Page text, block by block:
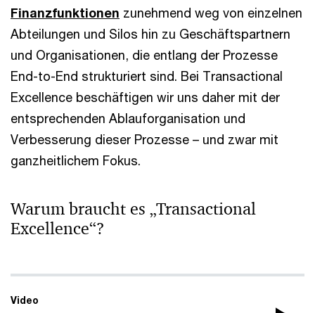
Finanzfunktionen zunehmend weg von einzelnen
Abteilungen und Silos hin zu Geschäftspartnern
und Organisationen, die entlang der Prozesse
End-to-End strukturiert sind. Bei Transactional
Excellence beschäftigen wir uns daher mit der
entsprechenden Ablauforganisation und
Verbesserung dieser Prozesse – und zwar mit
ganzheitlichem Fokus.
Warum braucht es „Transactional
Excellence“?
Video